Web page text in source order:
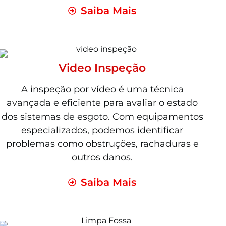
Saiba Mais
Video Inspeção
A inspeção por vídeo é uma técnica
avançada e eficiente para avaliar o estado
dos sistemas de esgoto. Com equipamentos
especializados, podemos identificar
problemas como obstruções, rachaduras e
outros danos.
Saiba Mais